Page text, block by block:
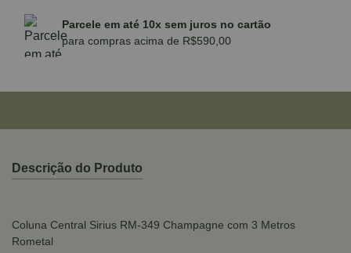
Parcele em até 10x sem juros no cartão
para compras acima de R$590,00
Descrição do Produto
Coluna Central Sirius RM-349 Champagne com 3 Metros
Rometal